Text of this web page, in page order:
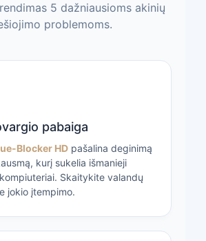
5 dažniausioms akinių
problemoms.
pabaiga
Blocker HD pašalina deginimą
kurį sukelia išmanieji
Skaitykite valandų
jokio įtempimo.